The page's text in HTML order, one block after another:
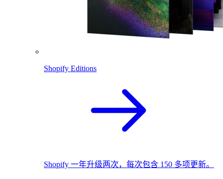
Shopify Editions
Shopify 一年升级两次，每次包含 150 多项更新。